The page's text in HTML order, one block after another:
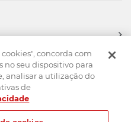
concorda com
no seu dispositivo para
analisar a utilização do
de